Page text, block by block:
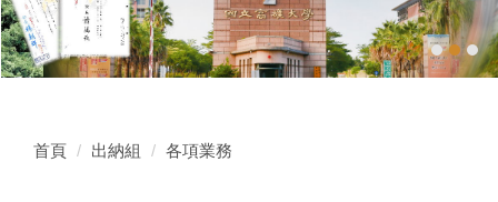
首頁 出納組 各項業務